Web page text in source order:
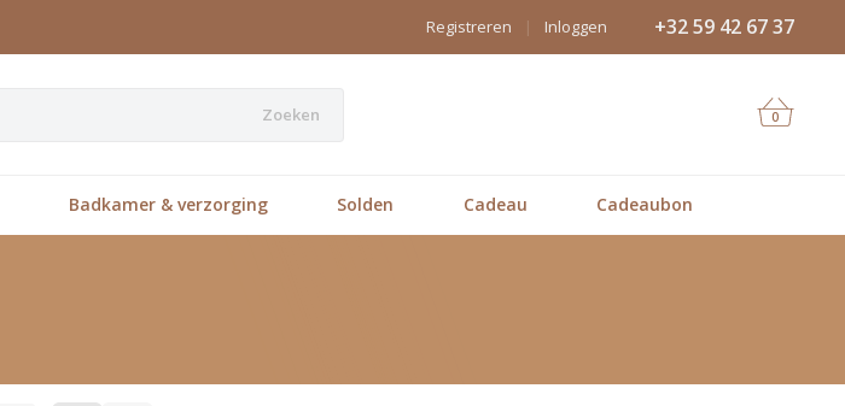
+32 59 42 67 37
Inloggen
|
Registreren
Zoeken 0
Badkamer & verzorging Solden Cadeau Cadeaubon